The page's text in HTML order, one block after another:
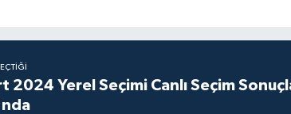
2024 Yerel Seçimi Canlı Seçim